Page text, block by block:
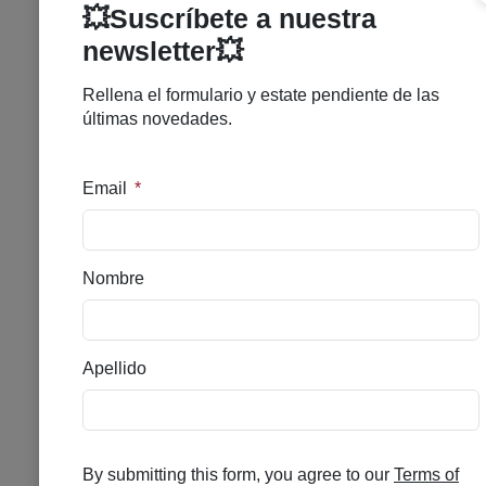
GH 2000 RETINAL R
SERUM 30ML
Se el primero en puntuar
41,90€
Nuevo Sérum Antiedad Para Pieles
Resistentes De Máxima Potencia.
Formulado Con 1000 PPM De
Postbiótico Reparador Con Función
Exosoma, Extracto De Centella Asiática Y
Tratamiento De Los Signos De
Pigmentación E Imperfecciones.